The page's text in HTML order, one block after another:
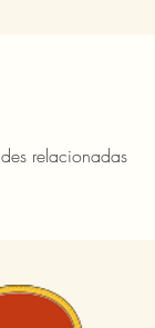
relacionadas